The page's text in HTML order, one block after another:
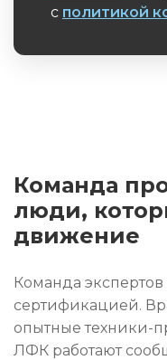
с политикой
Команда
люди,
движение
Команда
сертификацией.
опытные техники-
ЛФК работают